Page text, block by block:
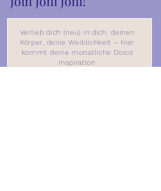
Verlieb dich (neu) in dich, deinen
Körper, deine Weiblichkeit – hier
kommt deine monatliche Dosis
Inspiration